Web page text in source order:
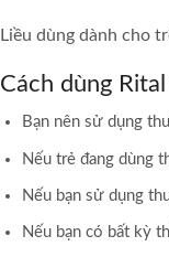
Liều dùng dành cho
Cách dùng
Bạn nên sử dụng
Nếu trẻ đang dùng
Nếu bạn sử dụng
Nếu bạn có bất kỳ